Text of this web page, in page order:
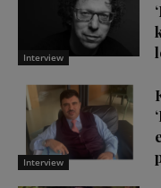
Interview
Interview